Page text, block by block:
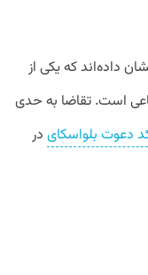
داده‌اند که یکی از
است. تقاضا به حدی
دعوت بلواسکای در